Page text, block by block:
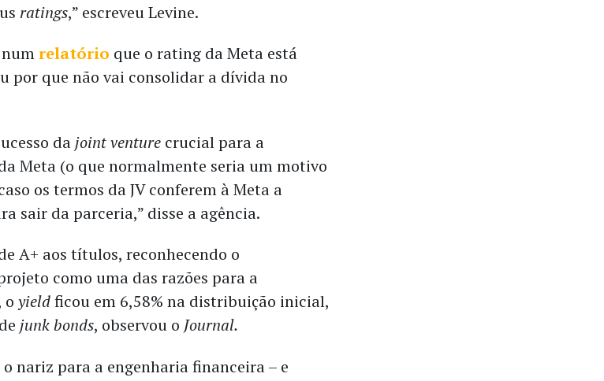
ratings,” escreveu Levine.
relatório que o rating da Meta está
por que não vai consolidar a dívida no
da joint venture crucial para a
Meta (o que normalmente seria um motivo
os termos da JV conferem à Meta a
sair da parceria,” disse a agência.
A+ aos títulos, reconhecendo o
como uma das razões para a
o yieldficou em 6,58% na distribuição inicial,
junk bonds, observou o Journal.
nariz para a engenharia financeira – e